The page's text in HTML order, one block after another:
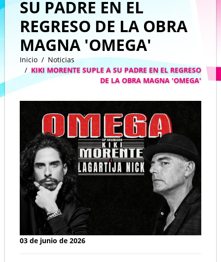
SU PADRE EN EL
REGRESO DE LA OBRA
MAGNA 'OMEGA'
Inicio
Noticias
KIKI MORENTE SUPLE A SU PADRE EN EL REGRESO
DE LA OBRA MAGNA 'OMEGA'
03 de junio de 2026